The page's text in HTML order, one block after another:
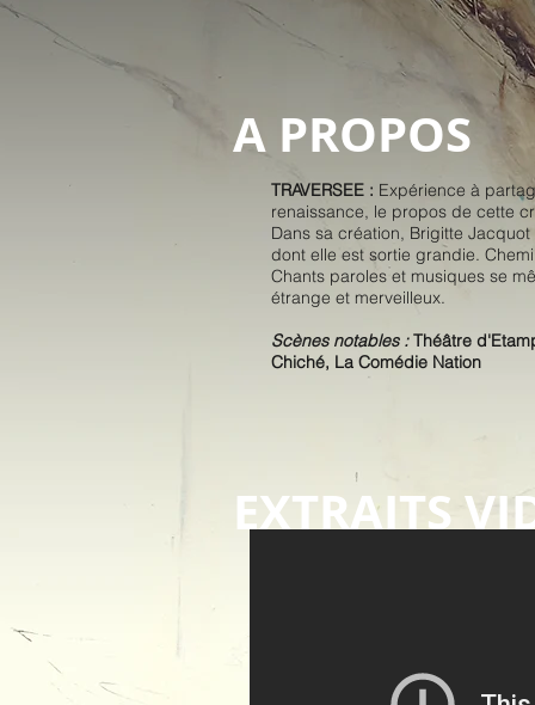
TRAVERSEE : Expérience à
renaissance, le propos de cette
Dans sa création, Brigitte
dont elle est sortie grandie.
Chants paroles et musiques se
étrange et merveilleux.
Scènes notables :Théâtre
Chiché, La Comédie Nation
A PROPOS
EXTRAITS